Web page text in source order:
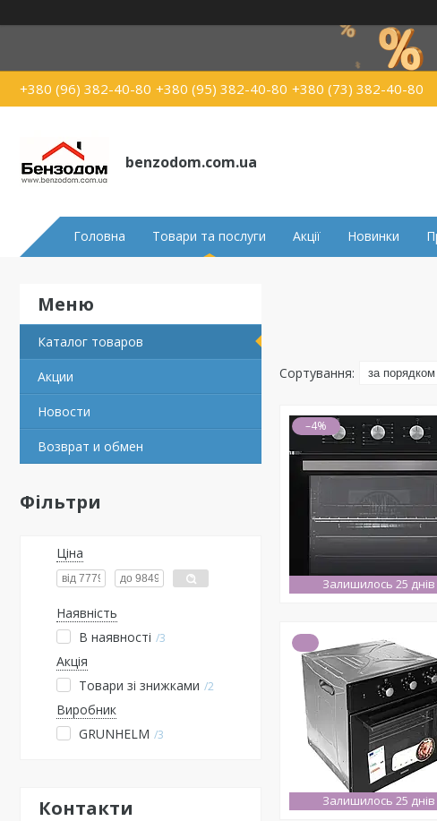
+380 (96) 382-40-80 +380 (95) 382-40-80 +380 (73) 382-40-80
benzodom.com.ua
Головна Товари та послуги Акції Новинки
Каталог товаров
Акции
Новости
Возврат и обмен
Фільтри
Ціна
Наявність
В наявності 3
Акція
Товари зі знижками 2
Виробник
GRUNHELM 3
Контакти
–4%
Залишилось 25 днів
Залишилось 25 днів